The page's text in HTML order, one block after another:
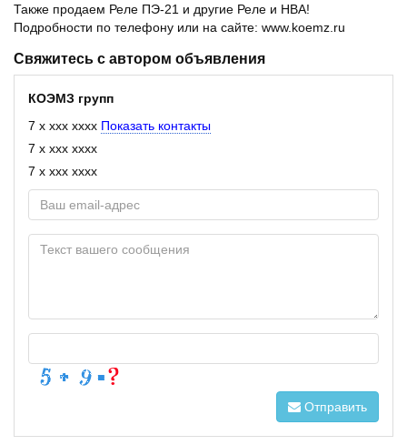
Также продаем Реле ПЭ-21 и другие Реле и НВА!
Подробности по телефону или на сайте: www.koemz.ru
Свяжитесь с автором объявления
КОЭМЗ групп
7 x xxx xxxx Показать контакты
7 x xxx xxxx
7 x xxx xxxx
Отправить